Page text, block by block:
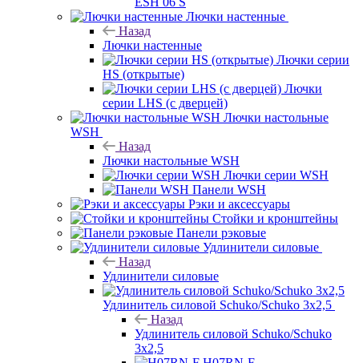
Лючки настенные
Назад
Лючки настенные
Лючки серии
HS (открытые)
Лючки
серии LHS (с дверцей)
Лючки настольные
WSH
Назад
Лючки настольные WSH
Лючки серии WSH
Панели WSH
Рэки и аксессуары
Стойки и кронштейны
Панели рэковые
Удлинители силовые
Назад
Удлинители силовые
Удлинитель силовой Schuko/Schuko 3х2,5
Назад
Удлинитель силовой Schuko/Schuko
3х2,5